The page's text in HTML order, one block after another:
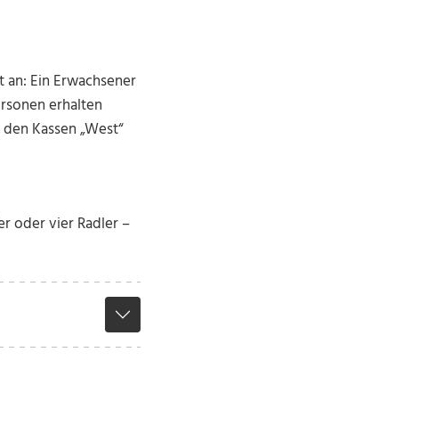
Ein Erwachsener
erhalten
Kassen „West“
oder vier Radler –